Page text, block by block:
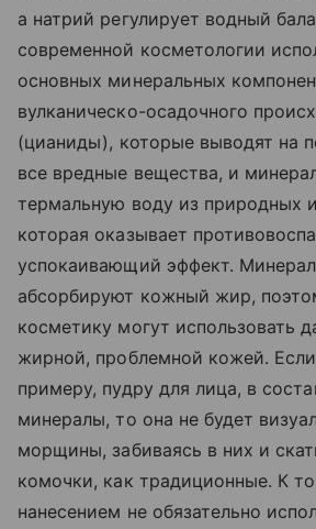
а натрий регулирует водный
современной косметологии
основных минеральных
вулканическо-осадочного
(цианиды), которые выводят на
все вредные вещества, и
термальную воду из природных
которая оказывает
успокаивающий эффект.
абсорбируют кожный жир,
косметику могут использовать
жирной, проблемной кожей.
примеру, пудру для лица, в
минералы, то она не будет
морщины, забиваясь в них и
комочки, как традиционные. К
нанесением не обязательно